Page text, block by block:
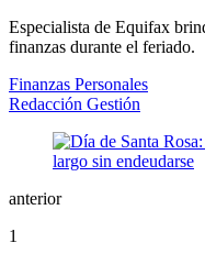
Especialista de Equifax
finanzas durante el feriado.
Finanzas Personales
Redacción Gestión
anterior
1